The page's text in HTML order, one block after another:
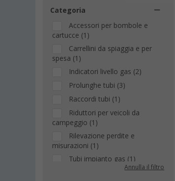
Categoria
Accessori per bombole e
cartucce (1)
Carrellini da spiaggia e per
spesa (1)
Indicatori livello gas (2)
Prolunghe tubi (3)
Raccordi tubi (1)
Riduttori per veicoli da
campeggio (1)
Rilevazione perdite e
misurazioni (1)
Tubi impianto gas (1)
Valvole e Rubinetti gas (1)
Annulla il filtro